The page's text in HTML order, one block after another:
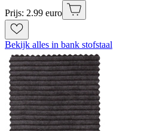
Prijs: 2.99 euro
Bekijk alles in bank stofstaal